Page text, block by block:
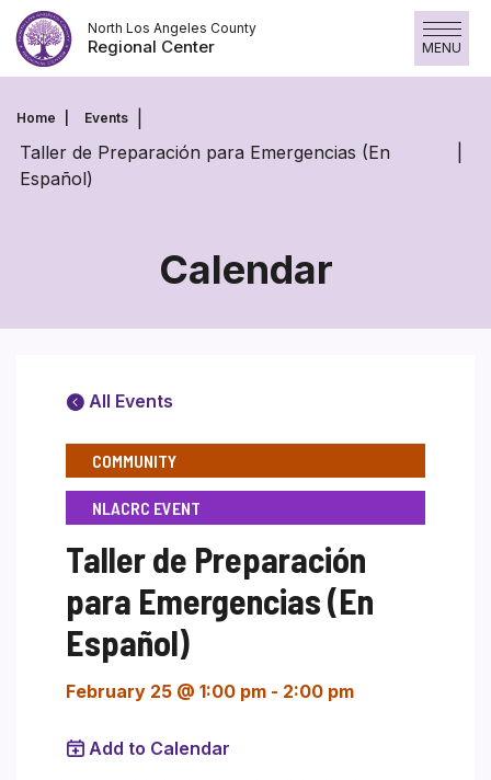
Skip
to
content
North Los Angeles County
Regional Center MENU
Home Events
Taller de Preparación para Emergencias (En
Español)
Calendar
All Events
COMMUNITY
NLACRC EVENT
Taller de Preparación
para Emergencias (En
Español)
February 25 @ 1:00 pm - 2:00 pm
Add to Calendar